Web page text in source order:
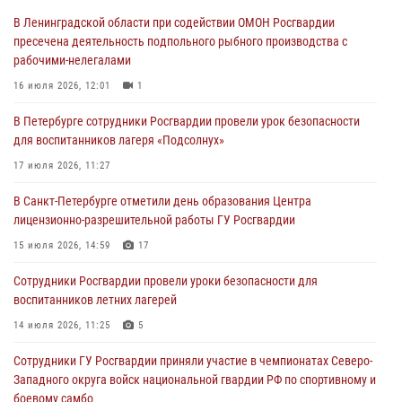
В Центральном районе росгвардейцы оперативно задержали
хулигана, стрелявшего из пускового устройства рядом с жилыми
домами
06 августа 2026, 11:36
Сотрудники и военнослужащие Росгвардии обеспечили
правопорядок при проведении матча "Зенит" - "Балтика"
06 августа 2026, 07:30
В Выборгском районе наряд Росгвардии обнаружил
разыскиваемый преступный автотранспорт
05 августа 2026, 12:25 2
Петербургские росгвардейцы обнаружили объявленный в розыск
автомобиль, ранее использовавшийся при совершении кражи в
Ленобласти
В Ленинградской области при содействии ОМОН Росгвардии
пресечена деятельность подпольного рыбного производства с
рабочими-нелегалами
16 июля 2026, 12:01 1
В Петербурге сотрудники Росгвардии провели урок безопасности
для воспитанников лагеря «Подсолнух»
17 июля 2026, 11:27
В Санкт-Петербурге отметили день образования Центра
лицензионно-разрешительной работы ГУ Росгвардии
15 июля 2026, 14:59 17
Сотрудники Росгвардии провели уроки безопасности для
воспитанников летних лагерей
14 июля 2026, 11:25 5
Сотрудники ГУ Росгвардии приняли участие в чемпионатах Северо-
Западного округа войск национальной гвардии РФ по спортивному и
боевому самбо